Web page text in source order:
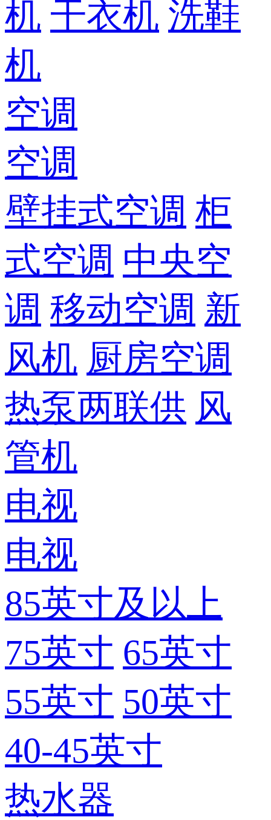
机 干衣机 洗鞋
机
空调
空调
壁挂式空调 柜
式空调 中央空
调 移动空调 新
风机 厨房空调
热泵两联供 风
管机
电视
电视
85英寸及以上
75英寸 65英寸
55英寸 50英寸
40-45英寸
热水器